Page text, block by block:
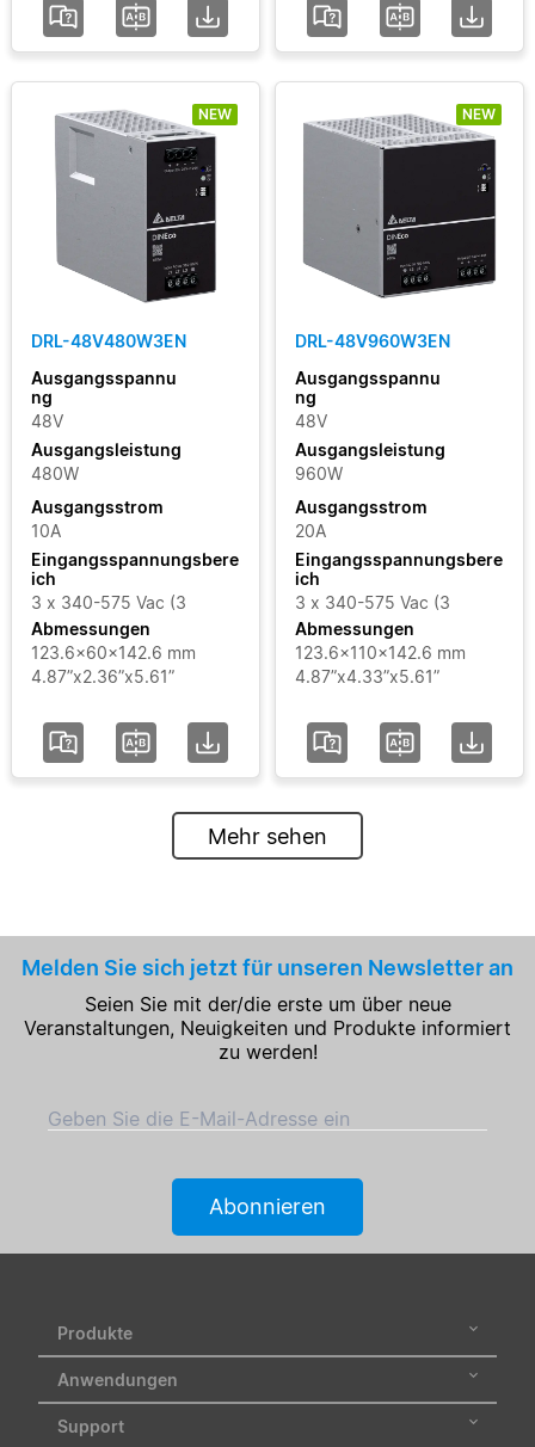
NEW
DRL-48V480W3EN
Ausgangsspannu
ng
48V
Ausgangsleistung
480W
Ausgangsstrom
10A
Eingangsspannungsbere
ich
3 x 340-575 Vac (3
Abmessungen
123.6x60x142.6 mm
4.87”x2.36”x5.61”
NEW
DRL-48V960W3EN
Ausgangsspannu
ng
48V
Ausgangsleistung
960W
Ausgangsstrom
20A
Eingangsspannungsbere
ich
3 x 340-575 Vac (3
Abmessungen
123.6x110x142.6 mm
4.87”x4.33”x5.61”
Mehr sehen
Melden Sie sich jetzt für unseren Newsletter an
Seien Sie mit der/die erste um über neue
Veranstaltungen, Neuigkeiten und Produkte informiert
zu werden!
Geben Sie die E-Mail-Adresse ein
Abonnieren
Produkte
Anwendungen
Support